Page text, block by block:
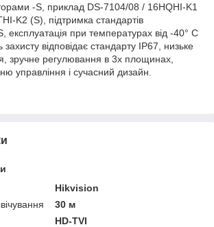
-S, приклад DS-7104/08 / 16HQHI-K1
K2 (S), підтримка стандартів
експлуатація при температурах від -40° C
захисту відповідає стандарту IP67, низьке
зручне регулювання в 3х площинах,
управління і сучасний дизайн.
Hikvision
30 м
HD-TVI